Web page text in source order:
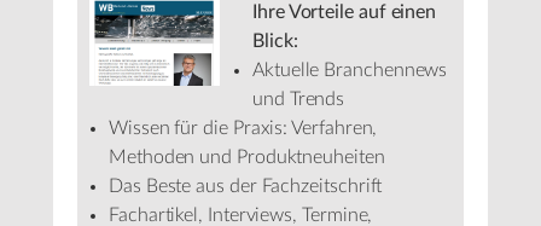
Ihre Vorteile auf einen
Blick:
Aktuelle Branchennews
und Trends
Wissen für die Praxis: Verfahren,
Methoden und Produktneuheiten
Das Beste aus der Fachzeitschrift
Fachartikel, Interviews, Termine,